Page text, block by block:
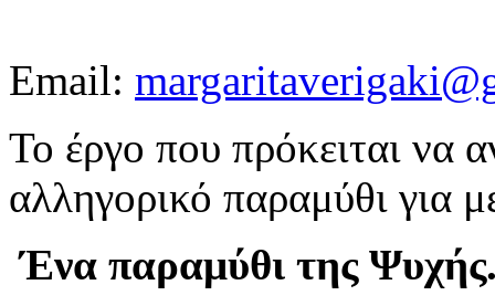
Email:
Το έργο που πρόκειται να
αλληγορικό παραμύθι για
Ένα παραμύθι της